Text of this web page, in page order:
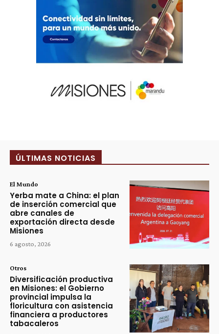
ÚLTIMAS NOTICIAS
El Mundo
Yerba mate a China: el plan
de inserción comercial que
abre canales de
exportación directa desde
Misiones
6 agosto, 2026
Otros
Diversificación productiva
en Misiones: el Gobierno
provincial impulsa la
floricultura con asistencia
financiera a productores
tabacaleros